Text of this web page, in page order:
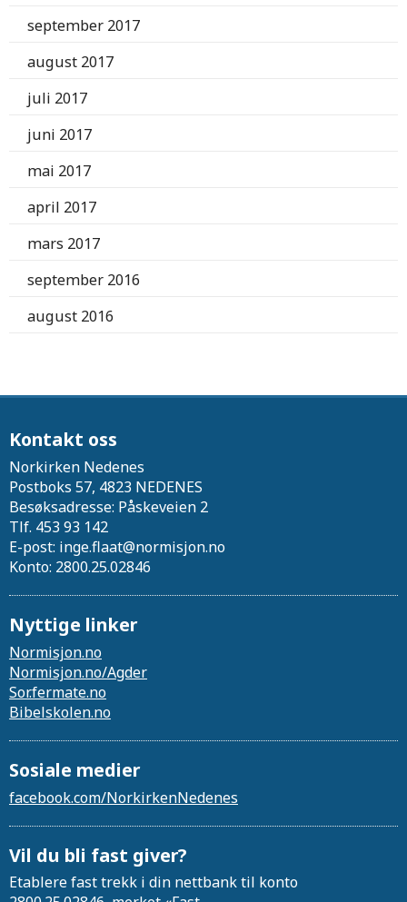
september 2017
august 2017
juli 2017
juni 2017
mai 2017
april 2017
mars 2017
september 2016
august 2016
Kontakt oss
Norkirken Nedenes
Postboks 57, 4823 NEDENES
Besøksadresse: Påskeveien 2
Tlf. 453 93 142
E-post: inge.flaat@normisjon.no
Konto: 2800.25.02846
Nyttige linker
Normisjon.no
Normisjon.no/Agder
Sor.fermate.no
Bibelskolen.no
Sosiale medier
facebook.com/NorkirkenNedenes
Vil du bli fast giver?
Etablere fast trekk i din nettbank til konto